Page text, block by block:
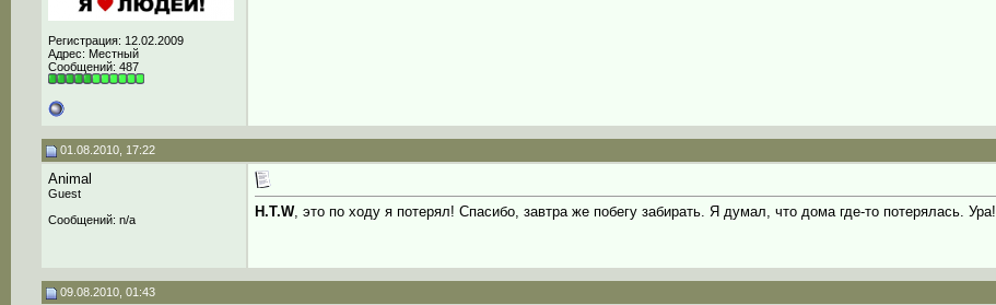
Регистрация: 12.02.2009
Адрес: Местный
Сообщений: 487
01.08.2010, 17:22
Animal
Guest
Сообщений: n/a
H.T.W, это по ходу я потерял! Спасибо, завтра же побегу забирать. Я думал, что дома где-то потерялась. Ура!
09.08.2010, 01:43